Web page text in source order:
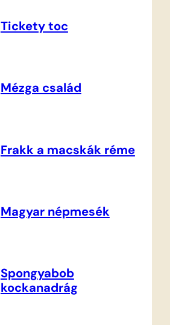
Tickety toc
Mézga család
Frakk a macskák réme
Magyar népmesék
Spongyabob
kockanadrág